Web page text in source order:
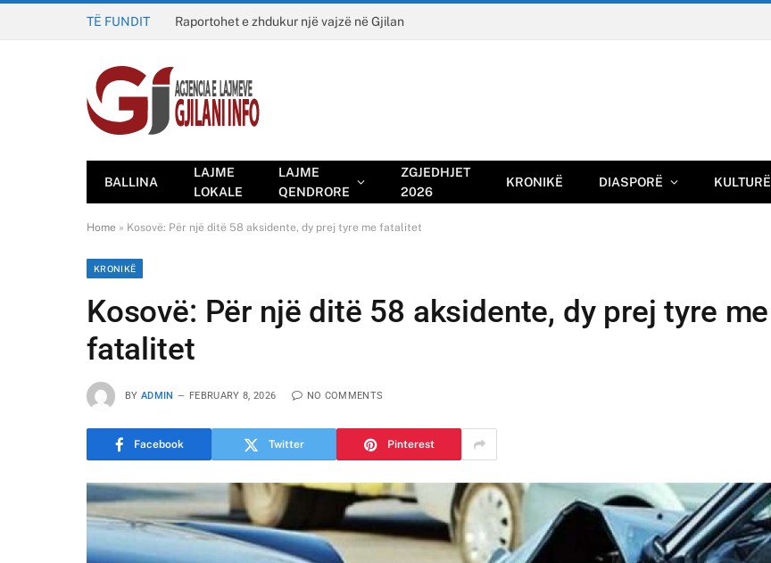
TË FUNDIT Raportohet e zhdukur një vajzë në Gjilan
BALLINA
LAJME
LOKALE
LAJME
QENDRORE
ZGJEDHJET
2026
KRONIKË DIASPORË KULTURË
Home » Kosovë: Për një ditë 58 aksidente, dy prej tyre me fatalitet
KRONIKË
Kosovë: Për një ditë 58 aksidente, dy prej tyre me
fatalitet
BY ADMIN FEBRUARY 8, 2026 NO COMMENTS
Facebook Twitter Pinterest